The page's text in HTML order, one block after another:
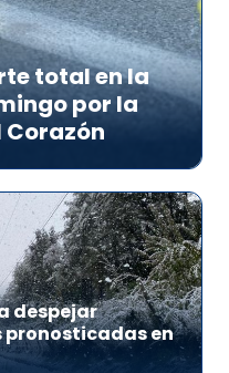
total en la
por la
Corazón
despejar
en